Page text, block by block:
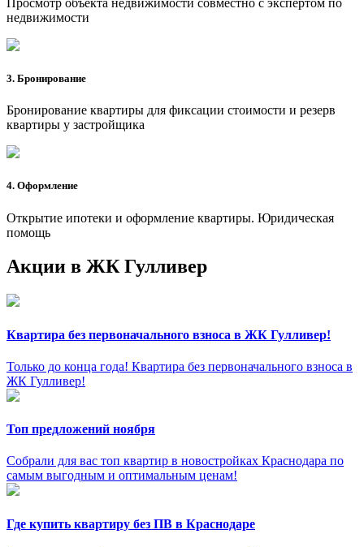
недвижимости
3. Бронирование
Бронирование квартиры для фиксации стоимости и резерв
квартиры у застройщика
4. Оформление
Открытие ипотеки и оформление квартиры. Юридическая
помощь
Акции в ЖК Гулливер
Квартира без первоначального взноса в ЖК Гулливер!
Только до конца года! Квартира без первоначального взноса в
ЖК Гулливер!
Топ предложений ноября
Собрали для вас топ квартир в новостройках Краснодара по
самым выгодным и оптимальным ценам!
Где купить квартиру без ПВ в Краснодаре